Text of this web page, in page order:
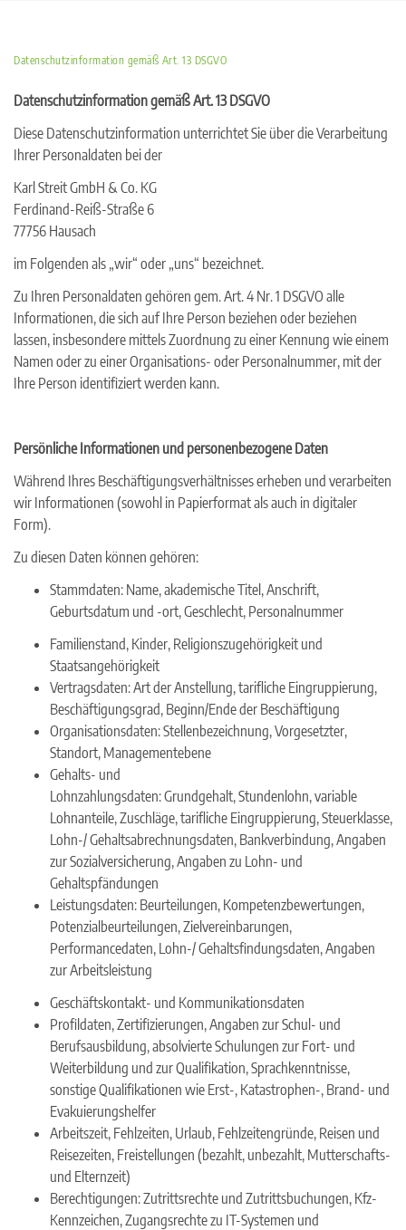
content
Datenschutzinformation gemäß Art. 13 DSGVO
Datenschutzinformation gemäß Art. 13 DSGVO
Diese Datenschutzinformation unterrichtet Sie über die Verarbeitung
Ihrer Personaldaten bei der
Karl Streit GmbH & Co. KG
Ferdinand-Reiß-Straße 6
77756 Hausach
im Folgenden als „wir“ oder „uns“ bezeichnet.
Zu Ihren Personaldaten gehören gem. Art. 4 Nr. 1 DSGVO alle
Informationen, die sich auf Ihre Person beziehen oder beziehen
lassen, insbesondere mittels Zuordnung zu einer Kennung wie einem
Namen oder zu einer Organisations- oder Personalnummer, mit der
Ihre Person identifiziert werden kann.
Persönliche Informationen und personenbezogene Daten
Während Ihres Beschäftigungsverhältnisses erheben und verarbeiten
wir Informationen (sowohl in Papierformat als auch in digitaler
Form).
Zu diesen Daten können gehören:
Stammdaten: Name, akademische Titel, Anschrift,
Geburtsdatum und -ort, Geschlecht, Personalnummer
Familienstand, Kinder, Religionszugehörigkeit und
Staatsangehörigkeit
Vertragsdaten: Art der Anstellung, tarifliche Eingruppierung,
Beschäftigungsgrad, Beginn/Ende der Beschäftigung
Organisationsdaten: Stellenbezeichnung, Vorgesetzter,
Standort, Managementebene
Gehalts- und
Lohnzahlungsdaten: Grundgehalt, Stundenlohn, variable
Lohnanteile, Zuschläge, tarifliche Eingruppierung, Steuerklasse,
Lohn-/ Gehaltsabrechnungsdaten, Bankverbindung, Angaben
zur Sozialversicherung, Angaben zu Lohn- und
Gehaltspfändungen
Leistungsdaten: Beurteilungen, Kompetenzbewertungen,
Potenzialbeurteilungen, Zielvereinbarungen,
Performancedaten, Lohn-/ Gehaltsfindungsdaten, Angaben
zur Arbeitsleistung
Geschäftskontakt- und Kommunikationsdaten
Profildaten, Zertifizierungen, Angaben zur Schul- und
Berufsausbildung, absolvierte Schulungen zur Fort- und
Weiterbildung und zur Qualifikation, Sprachkenntnisse,
sonstige Qualifikationen wie Erst-, Katastrophen-, Brand- und
Evakuierungshelfer
Arbeitszeit, Fehlzeiten, Urlaub, Fehlzeitengründe, Reisen und
Reisezeiten, Freistellungen (bezahlt, unbezahlt, Mutterschafts-
und Elternzeit)
Berechtigungen: Zutrittsrechte und Zutrittsbuchungen, Kfz-
Kennzeichen, Zugangsrechte zu IT-Systemen und